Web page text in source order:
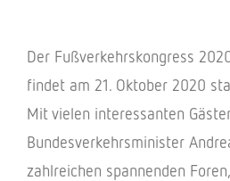
Der Fußver­kehrs­kon­gress
findet am 21. Okto­ber 2020
Mit vielen inter­es­san­ten
Bundes­ver­kehrs­mi­nis­ter
zahl­rei­chen span­nen­den